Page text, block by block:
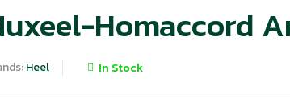
Homaccord
Heel In Stock